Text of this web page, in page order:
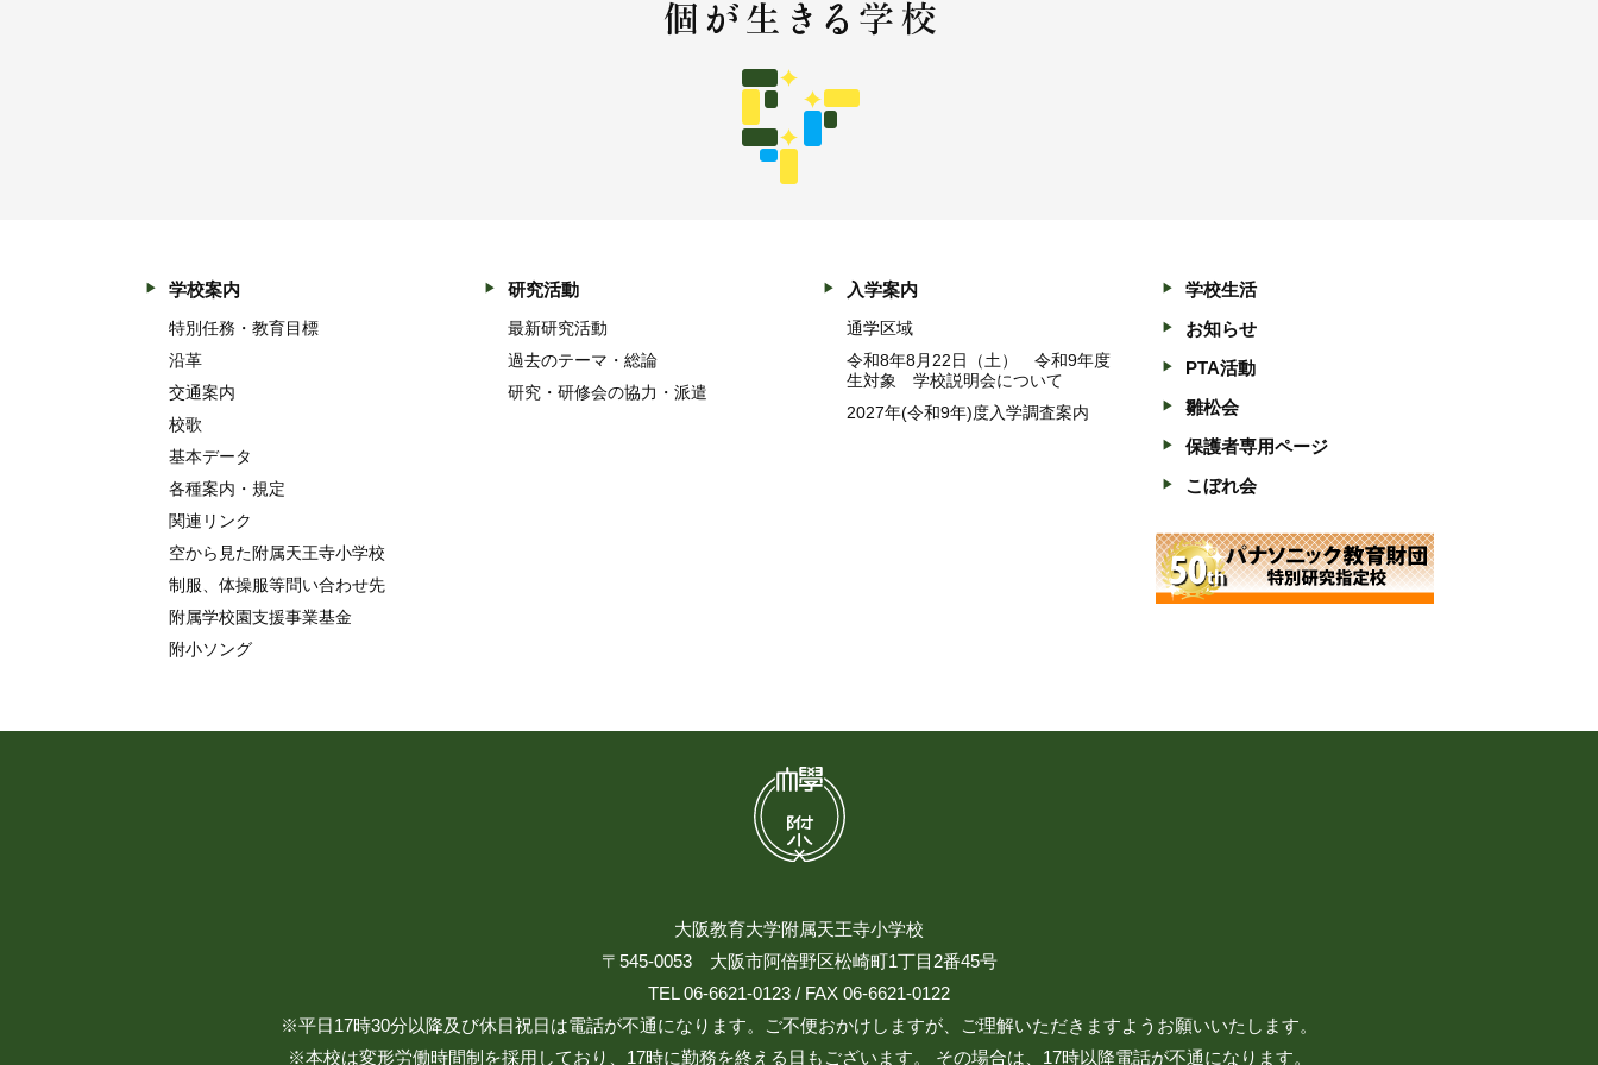
学校案内
特別任務・教育目標
沿革
交通案内
校歌
基本データ
各種案内・規定
関連リンク
空から見た附属天王寺小学校
制服、体操服等問い合わせ先
附属学校園支援事業基金
附小ソング
研究活動
最新研究活動
過去のテーマ・総論
研究・研修会の協力・派遣
入学案内
通学区域
令和8年8月22日（土） 令和9年度
生対象 学校説明会について
2027年(令和9年)度入学調査案内
学校生活
お知らせ
PTA活動
雛松会
保護者専用ページ
こぼれ会
大阪教育大学附属天王寺小学校
〒545-0053 大阪市阿倍野区松崎町1丁目2番45号
TEL 06-6621-0123 / FAX 06-6621-0122
※平日17時30分以降及び休日祝日は電話が不通になります。ご不便おかけしますが、ご理解いただきますようお願いいたします。
※本校は変形労働時間制を採用しており、17時に勤務を終える日もございます。 その場合は、17時以降電話が不通になります。